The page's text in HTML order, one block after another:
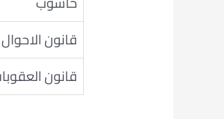
قانون
قانون